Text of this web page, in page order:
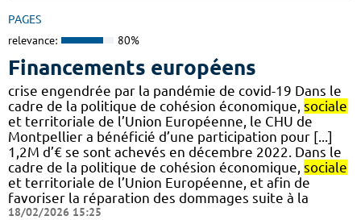
PAGES
relevance: 80%
Financements européens
crise engendrée par la pandémie de covid-19 Dans le
cadre de la politique de cohésion économique, sociale
et territoriale de l’Union Européenne, le CHU de
Montpellier a bénéficié d’une participation pour [...]
1,2M d’€ se sont achevés en décembre 2022. Dans le
cadre de la politique de cohésion économique, sociale
et territoriale de l’Union Européenne, et afin de
favoriser la réparation des dommages suite à la
18/02/2026 15:25